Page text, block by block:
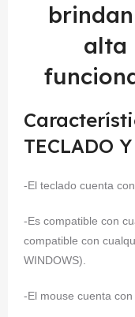
alta
TECLADO
-El teclado cuenta
-Es compatible con
compatible con
WINDOWS).
-El mouse cuenta